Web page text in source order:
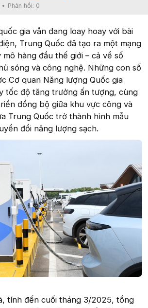
Phản hồi: 0
gia vẫn đang loay hoay với bài
Trung Quốc đã tạo ra một mạng
hàng đầu thế giới – cả về số
sóng và công nghệ. Những con số
Cơ quan Năng lượng Quốc gia
tốc độ tăng trưởng ấn tượng, cùng
đồng bộ giữa khu vực công và
Trung Quốc trở thành hình mẫu
đổi năng lượng sạch.
tính đến cuối tháng 3/2025, tổng